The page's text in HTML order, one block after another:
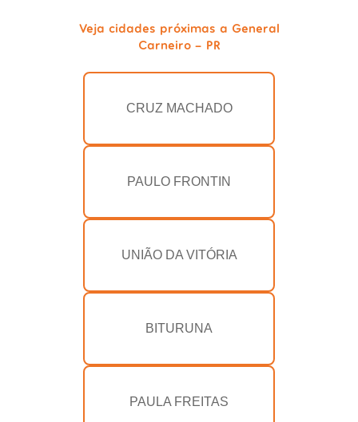
Veja cidades próximas a General
Carneiro - PR
CRUZ MACHADO
PAULO FRONTIN
UNIÃO DA VITÓRIA
BITURUNA
PAULA FREITAS